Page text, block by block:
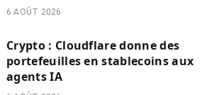
6 AOÛT 2026
Crypto : Cloudflare donne des
portefeuilles en stablecoins aux
agents IA